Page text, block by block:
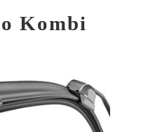
Kombi